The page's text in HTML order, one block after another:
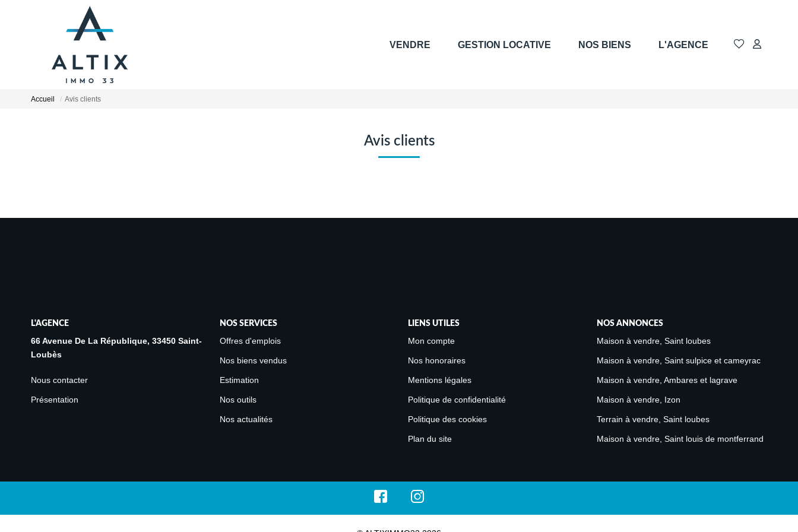
VENDRE GESTION LOCATIVE NOS BIENS L'AGENCE
Accueil Avis clients
Avis clients
L'AGENCE
66 Avenue De La République, 33450 Saint-
Loubès
Nous contacter
Présentation
NOS SERVICES
Offres d'emplois
Nos biens vendus
Estimation
Nos outils
Nos actualités
LIENS UTILES
Mon compte
Nos honoraires
Mentions légales
Politique de confidentialité
Politique des cookies
Plan du site
NOS ANNONCES
Maison à vendre, Saint loubes
Maison à vendre, Saint sulpice et cameyrac
Maison à vendre, Ambares et lagrave
Maison à vendre, Izon
Terrain à vendre, Saint loubes
Maison à vendre, Saint louis de montferrand